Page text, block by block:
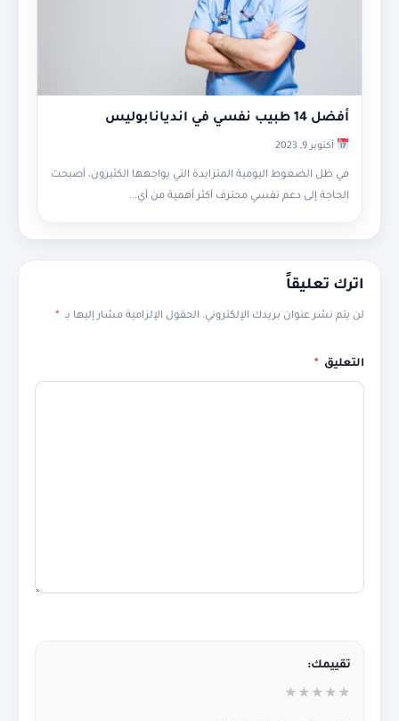
أفضل 14 طبيب نفسي في انديانابوليس
أكتوبر 9, 2023
في ظل الضغوط اليومية المتزايدة التي يواجهها الكثيرون، أصبحت
الحاجة إلى دعم نفسي محترف أكثر أهمية من أي...
اترك تعليقاً
لن يتم نشر عنوان بريدك الإلكتروني. الحقول الإلزامية مشار إليها بـ *
التعليق *
تقييمك:
★
★
★
★
★